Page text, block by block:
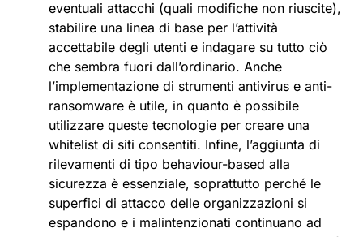
eventuali attacchi (quali modifiche non riuscite),
stabilire una linea di base per l’attività
accettabile degli utenti e indagare su tutto ciò
che sembra fuori dall’ordinario. Anche
l’implementazione di strumenti antivirus e anti-
ransomware è utile, in quanto è possibile
utilizzare queste tecnologie per creare una
whitelist di siti consentiti. Infine, l’aggiunta di
rilevamenti di tipo behaviour-based alla
sicurezza è essenziale, soprattutto perché le
superfici di attacco delle organizzazioni si
espandono e i malintenzionati continuano ad